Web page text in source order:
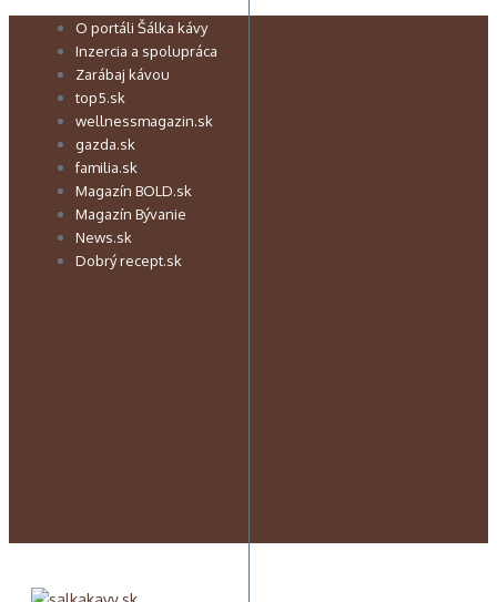
Preskočiť O portáli Šálka kávy
Inzercia a spolupráca
Zarábaj kávou
top5.sk
wellnessmagazin.sk
gazda.sk
familia.sk
Magazín BOLD.sk
Magazín Bývanie
News.sk
Dobrý recept.sk